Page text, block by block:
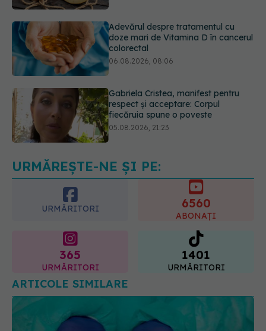
Gabriela Cristea, manifest pentru
respect și acceptare: Corpul
Medicii de la Fundeni demontează
unul dintre cele mai răspândite
URMĂREȘTE-NE ȘI PE:
URMĂRITORI 6560
ABONAȚI
365
URMĂRITORI
1401
URMĂRITORI
ARTICOLE SIMILARE